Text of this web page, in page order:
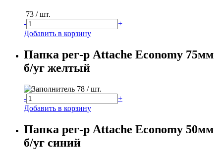
73 / шт.
-
+
Добавить в корзину
Папка рег-р Attache Economy 75мм
б/уг желтый
78 / шт.
-
+
Добавить в корзину
Папка рег-р Attache Economy 50мм
б/уг синий